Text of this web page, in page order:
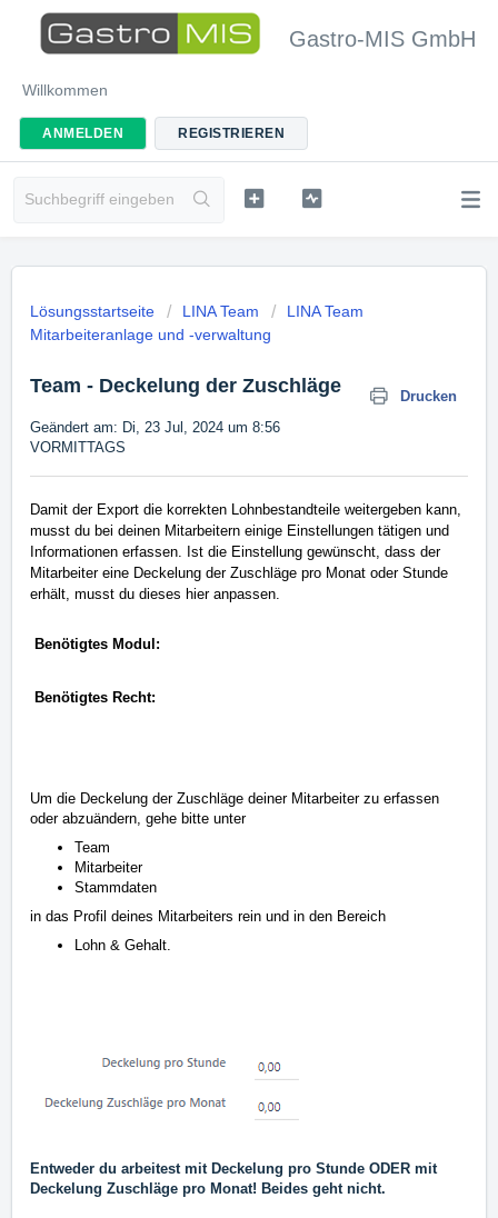
Gastro-MIS GmbH
Willkommen
ANMELDEN REGISTRIEREN
Lösungsstartseite LINA Team
LINA Team
Mitarbeiteranlage und -verwaltung
Team - Deckelung der Zuschläge
Drucken
Geändert am: Di, 23 Jul, 2024 um 8:56
VORMITTAGS
Damit der Export die korrekten Lohnbestandteile weitergeben kann,
musst du bei deinen Mitarbeitern einige Einstellungen tätigen und
Informationen erfassen. Ist die Einstellung gewünscht, dass der
Mitarbeiter eine Deckelung der Zuschläge pro Monat oder Stunde
erhält, musst du dieses hier anpassen.
Benötigtes Modul:
Benötigtes Recht:
Um die Deckelung der Zuschläge deiner Mitarbeiter zu erfassen
oder abzuändern, gehe bitte unter
Team
Mitarbeiter
Stammdaten
in das Profil deines Mitarbeiters rein und in den Bereich
Lohn & Gehalt.
Entweder du arbeitest mit Deckelung pro Stunde ODER mit
Deckelung Zuschläge pro Monat! Beides geht nicht.